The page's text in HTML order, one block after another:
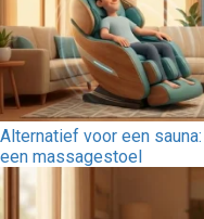
Alternatief voor een
een massagestoel